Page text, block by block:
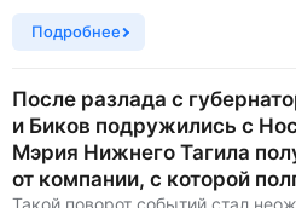
Подробнее
После разлада с
и Биков подружились с
Мэрия Нижнего Тагила
от компании, с которой